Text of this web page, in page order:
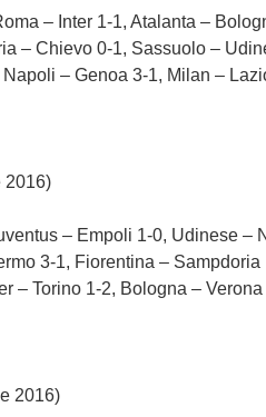
– Inter 1-1, Atalanta –
– Chievo 0-1, Sassuolo –
– Genoa 3-1, Milan –
2016)
– Empoli 1-0, Udinese –
3-1, Fiorentina –
– Torino 1-2, Bologna – Verona
2016)